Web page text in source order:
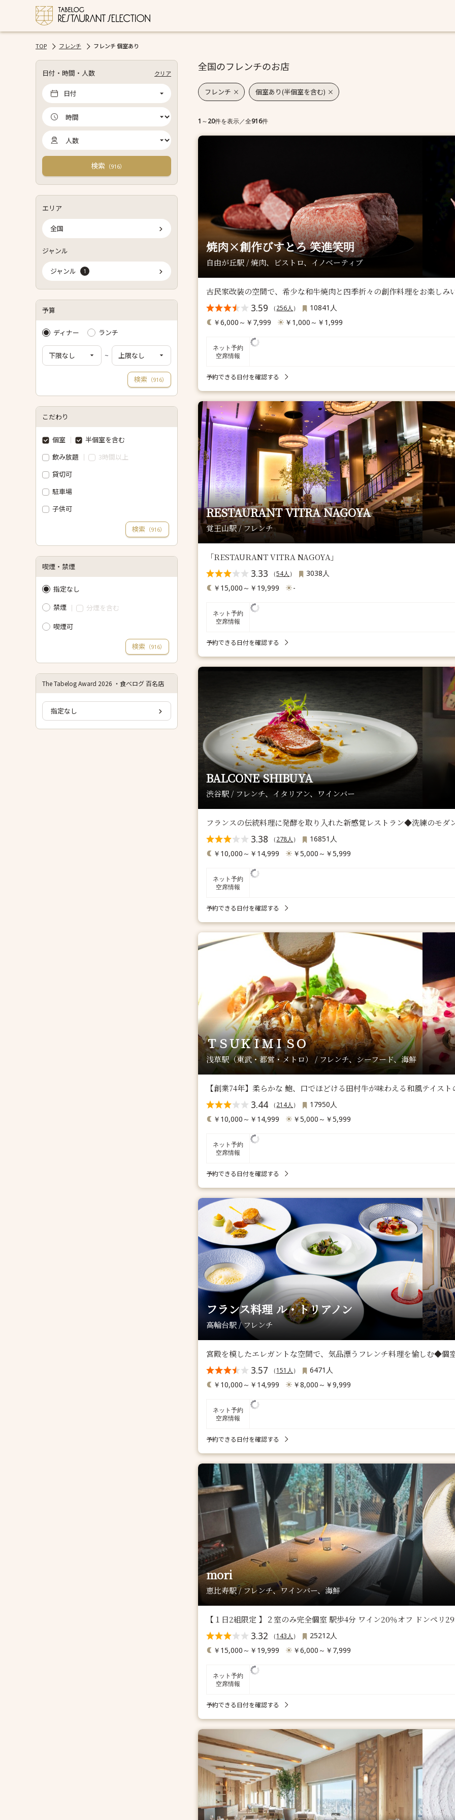
TOP フレンチ フレンチ 個室あり
日付・時間・人数 クリア
日付
検索 （916）
エリア
全国
ジャンル
ジャンル 1
予算
ディナー ランチ
~
検索 （916）
こだわり
個室
半個室を含む
飲み放題
3時間以上
貸切可
駐車場
子供可
検索 （916）
喫煙・禁煙
指定なし
禁煙
分煙を含む
喫煙可
検索 （916）
The Tabelog Award 2026 ・食べログ 百名店
指定なし
全国のフレンチのお店
フレンチ 個室あり(半個室を含む)
1 ～20件を表示／全916件
焼肉×創作びすとろ 笑進笑明
自由が丘駅 / 焼肉、ビストロ、イノベーティブ
古民家改装の空間で、希少な和牛焼肉と四季折々の創作料理をお楽しみ
3.59 （256人 ）
10841人
￥6,000～￥7,999
￥1,000～￥1,999
ネット予約
空席情報
予約できる日付を確認する
RESTAURANT VITRA NAGOYA
覚王山駅 / フレンチ
「RESTAURANT VITRA NAGOYA」
3.33 （54人 ）
3038人
￥15,000～￥19,999
-
ネット予約
空席情報
予約できる日付を確認する
BALCONE SHIBUYA
渋谷駅 / フレンチ、イタリアン、ワインバー
フランスの伝統料理に発酵を取り入れた新感覚レストラン◆洗練のモダ
3.38 （278人 ）
16851人
￥10,000～￥14,999
￥5,000～￥5,999
ネット予約
空席情報
予約できる日付を確認する
ＴＳＵＫＩＭＩＳＯ
浅草駅（東武・都営・メトロ） / フレンチ、シーフード、海鮮
【創業74年】柔らかな 鮑、口でほどける田村牛が味わえる和風テイス
3.44 （214人 ）
17950人
￥10,000～￥14,999
￥5,000～￥5,999
ネット予約
空席情報
予約できる日付を確認する
フランス料理 ル・トリアノン
高輪台駅 / フレンチ
宮殿を模したエレガントな空間で、気品漂うフレンチ料理を愉しむ◆個
3.57 （151人 ）
6471人
￥10,000～￥14,999
￥8,000～￥9,999
ネット予約
空席情報
予約できる日付を確認する
mori
恵比寿駅 / フレンチ、ワインバー、海鮮
【１日2組限定 】２室のみ完全個室 駅歩4分 ワイン20％オフ ドンペリ
3.32 （143人 ）
25212人
￥15,000～￥19,999
￥6,000～￥7,999
ネット予約
空席情報
予約できる日付を確認する